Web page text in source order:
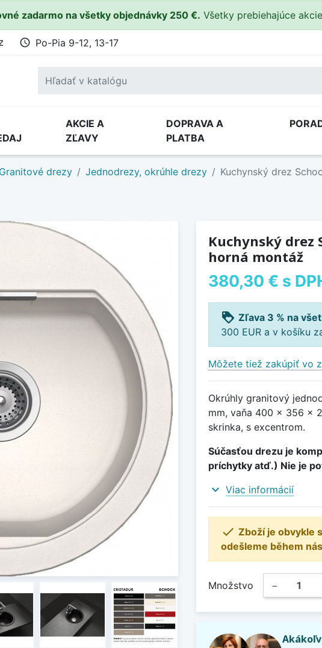
zadarmo na všetky objednávky 250 €. Všetky prebiehajúce
access_time Po-Pia 9-12, 13-17
AKCIE A
ZĽAVY
DOPRAVA A
PLATBA
Granitové drezy Jednodrezy, okrúhle drezy Kuchynský drez
Kuchynský drez
horná montáž
380,30 € s
loyalty Zľava 3 % na
300 EUR a v košíku
Môžete tiež zakúpiť vo
Okrúhly granitový
mm, vaňa 400 x 356 x
skrinka, s excentrom.
Súčasťou drezu je
príchytky atď.) Nie je
expand_more Viac informácií
 Zboží je obvykle
odešleme během
Množstvo −